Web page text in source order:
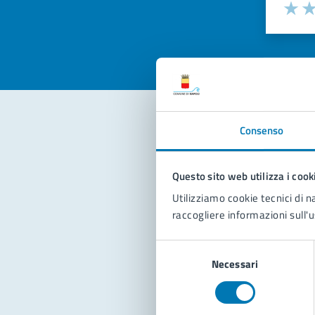
Consenso
Questo sito web utilizza i
Utilizziamo cookie tecnici di
raccogliere informazioni
Necessari
Valuta